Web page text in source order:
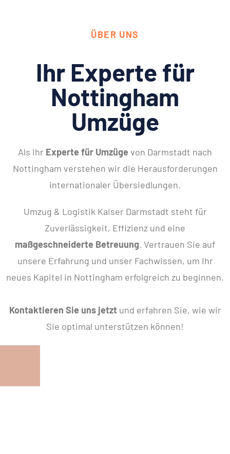
ÜBER UNS
Ihr Experte für
Nottingham
Umzüge
Als Ihr Experte für Umzüge von Darmstadt nach
Nottingham verstehen wir die Herausforderungen
internationaler Übersiedlungen.
Umzug & Logistik Kaiser Darmstadt steht für
Zuverlässigkeit, Effizienz und eine
maßgeschneiderte Betreuung. Vertrauen Sie auf
unsere Erfahrung und unser Fachwissen, um Ihr
neues Kapitel in Nottingham erfolgreich zu beginnen.
Kontaktieren Sie uns jetztund erfahren Sie, wie wir
Sie optimal unterstützen können!